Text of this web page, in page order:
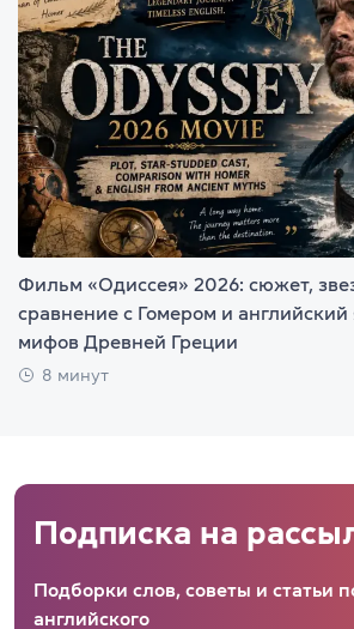
Фильм «Одиссея» 2026: сюжет,
сравнение с Гомером и
мифов Древней Греции
8 минут
Подписка на
Подборки слов, советы и статьи
английского